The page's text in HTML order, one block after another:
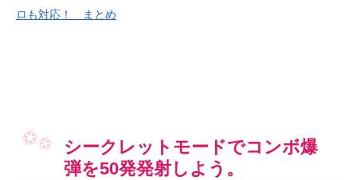
ロも対応！ まとめ
シークレットモードでコンボ爆
弾を50発発射しよう。